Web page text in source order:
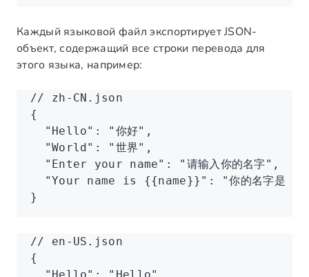
Каждый языковой файл экспортирует JSON-
объект, содержащий все строки перевода для
этого языка, например:
// zh-CN.json
{
  "Hello"
: "你好" ,
  "World"
: "世界" ,
  "Enter your name"
: "请输入你的名字" ,
  "Your name is {{name}}"
:
"你的名字是
}
// en-US.json
{